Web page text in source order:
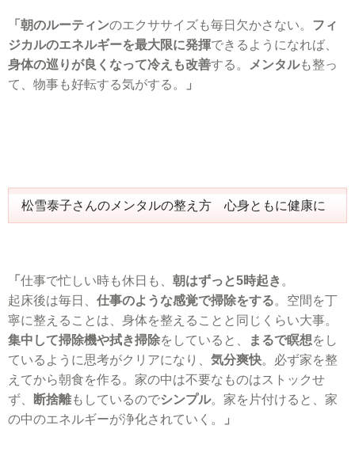
「朝のルーティンのエクササイズも毎日欠かさない。 フィ
ジカルのエネルギーを最大限に発揮できるようになれば、
身体の巡りが良くなって冷えも改善する。 メンタルも整っ
て、物事も好転する気がする。
」
松雪泰子さんのメンタルの整え方 心身ともに健康に
「 仕事で忙しい時も休日も、 朝はずっと5時起き 。
起床後は毎日、 仕事のような感覚で掃除をする。空間を丁
寧に整えることは、身体を整えることと同じくらい大事。
集中して掃除機や拭き掃除をしていると、 まるで瞑想をし
ているように思考がクリアになり、 気分爽快。必ず家を整
えてから朝食を作る。家の中は不要なものはストックせ
ず、
断捨離もしているのでシンプル。家を片付けると、家
の中のエネルギーが浄化されていく。
」